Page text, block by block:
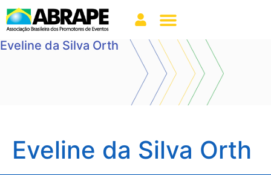
Eveline da Silva Orth
Eveline da Silva Orth